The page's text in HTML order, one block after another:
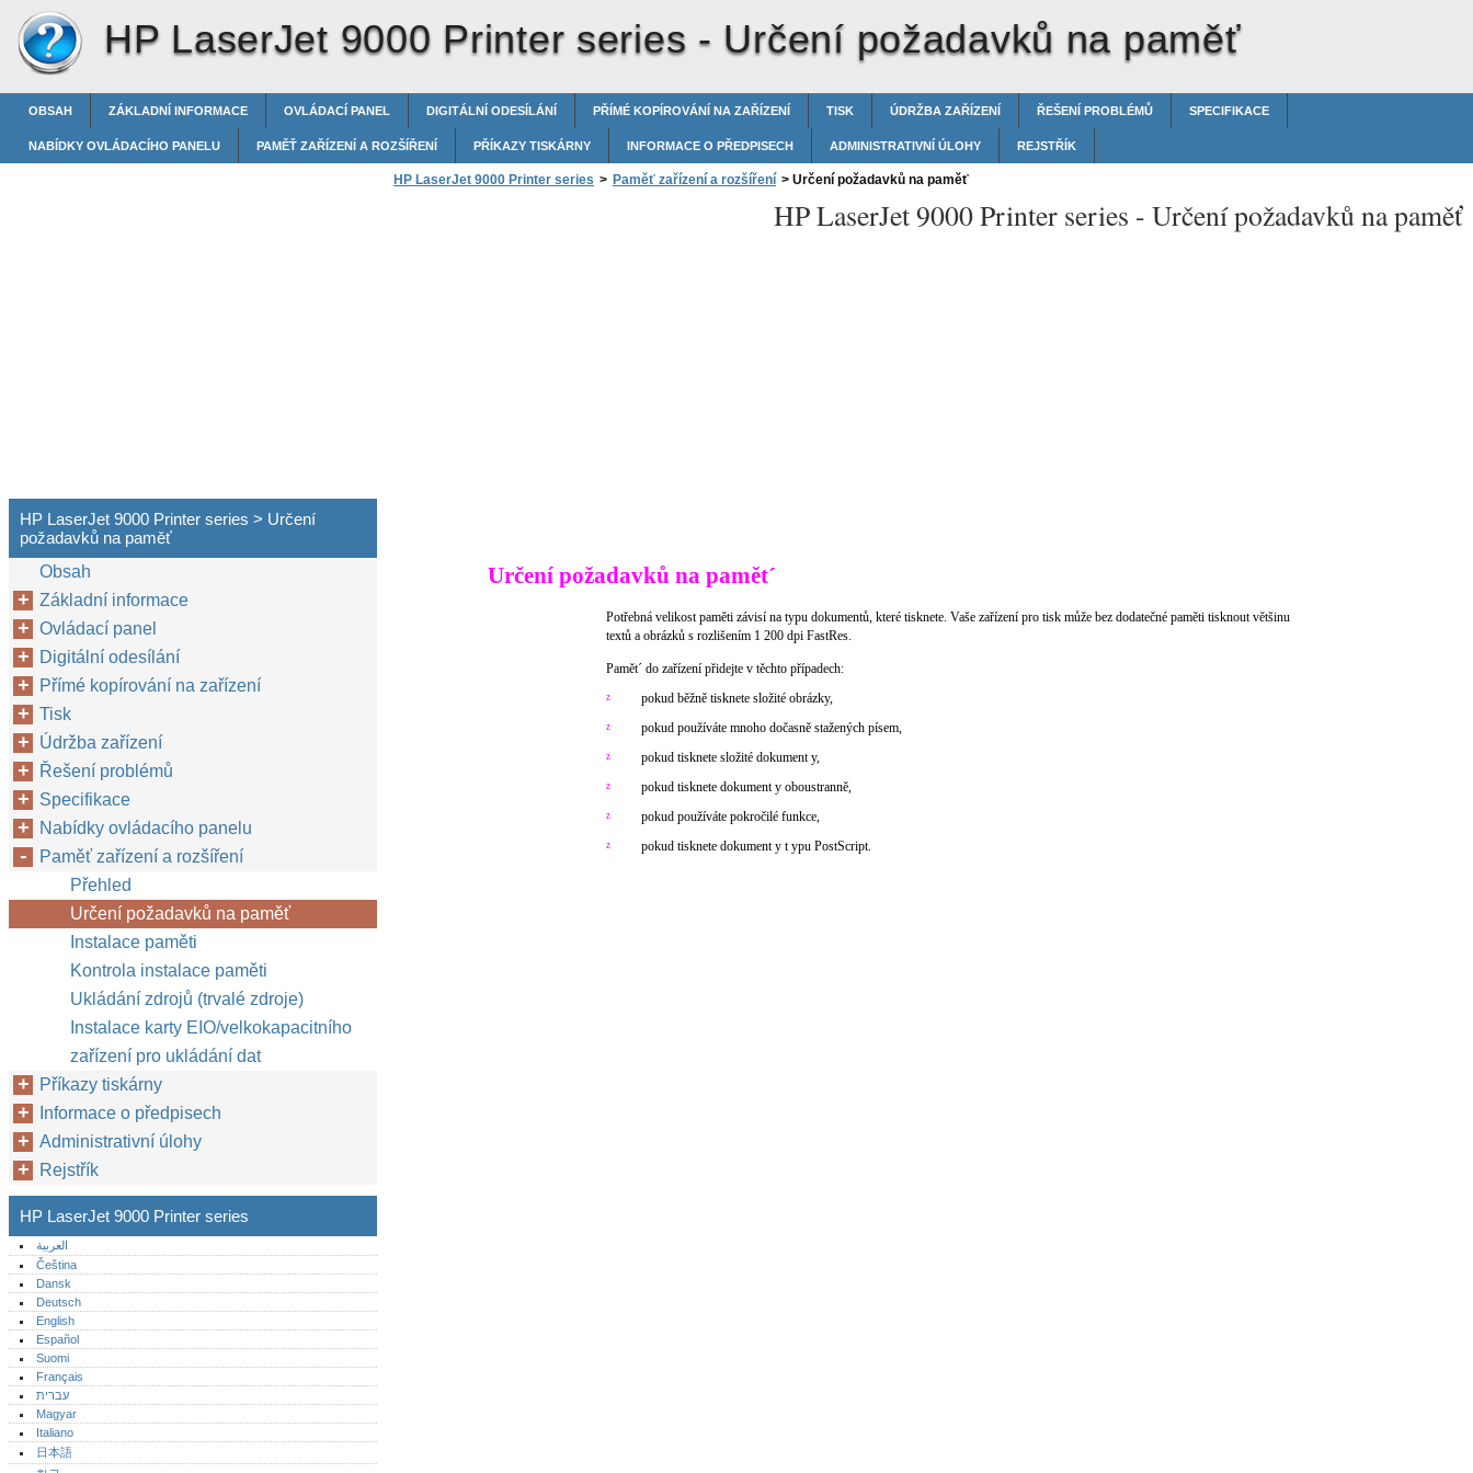
HP LaserJet 9000 Printer series - Určení požadavků na paměť
OBSAH ZÁKLADNÍ INFORMACE OVLÁDACÍ PANEL DIGITÁLNÍ ODESÍLÁNÍ PŘÍMÉ KOPÍROVÁNÍ NA ZAŘÍZENÍ TISK ÚDRŽBA ZAŘÍZENÍ ŘEŠENÍ PROBLÉMŮ SPECIFIKACE
NABÍDKY OVLÁDACÍHO PANELU PAMĚŤ ZAŘÍZENÍ A ROZŠÍŘENÍ PŘÍKAZY TISKÁRNY INFORMACE O PŘEDPISECH ADMINISTRATIVNÍ ÚLOHY REJSTŘÍK
HP LaserJet 9000 Printer series > Paměť zařízení a rozšíření > Určení požadavků na paměť
HP LaserJet 9000 Printer series - Určení požadavků na paměť
Určení požadavků na pamět´
Potřebná velikost paměti závisí na typu dokumentů, které tisknete. Vaše zařízení pro tisk může bez dodatečné paměti tisknout většinu
textů a obrázků s rozlišením 1 200 dpi FastRes.
Pamět´ do zařízení přidejte v těchto případech:
z pokud běžně tisknete složité obrázky,
z pokud používáte mnoho dočasně stažených písem,
z pokud tisknete složité dokument y,
z pokud tisknete dokument y oboustranně,
z pokud používáte pokročilé funkce,
z pokud tisknete dokument y t ypu PostScript.
HP LaserJet 9000 Printer series > Určení
požadavků na paměť
Obsah
Základní informace
Ovládací panel
Digitální odesílání
Přímé kopírování na zařízení
Tisk
Údržba zařízení
Řešení problémů
Specifikace
Nabídky ovládacího panelu
Paměť zařízení a rozšíření
Přehled
Určení požadavků na paměť
Instalace paměti
Kontrola instalace paměti
Ukládání zdrojů (trvalé zdroje)
Instalace karty EIO/velkokapacitního
zařízení pro ukládání dat
Příkazy tiskárny
Informace o předpisech
Administrativní úlohy
Rejstřík
HP LaserJet 9000 Printer series
العربية
Čeština
Dansk
Deutsch
English
Español
Suomi
Français
עברית
Magyar
Italiano
日本語